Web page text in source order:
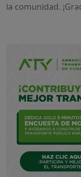
la comunidad.